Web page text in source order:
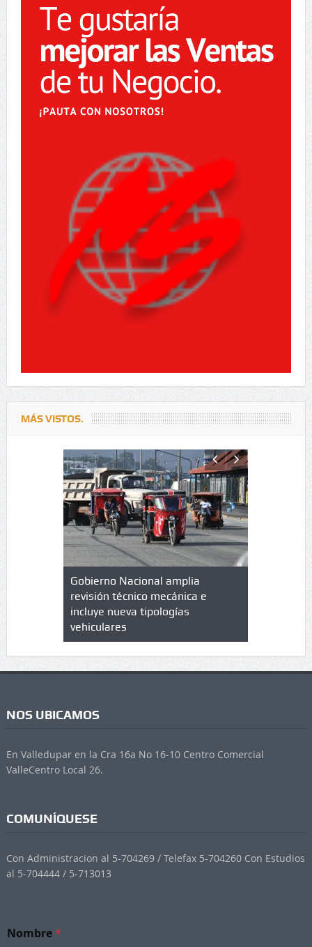
MÁS VISTOS.
de
en
Gobierno Nacional amplia
revisión técnico mecánica e
incluye nueva tipologías
vehiculares
NOS UBICAMOS
En Valledupar en la Cra 16a No 16-10 Centro Comercial
ValleCentro Local 26.
COMUNÍQUESE
Con Administracion al 5-704269 / Telefax 5-704260 Con Estudios
al 5-704444 / 5-713013
Nombre*